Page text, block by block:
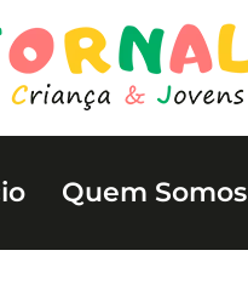
Quem Somos